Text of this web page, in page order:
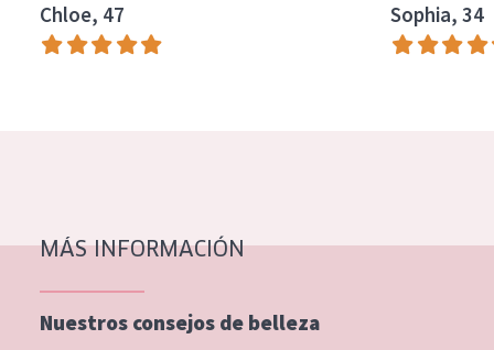
Essentials
Lift+
Piel normal y seca
Piel mixata o grasa
Piel madura
Chloe, 47 Sophia, 34
MÁS INFORMACIÓN
Nuestros consejos de belleza